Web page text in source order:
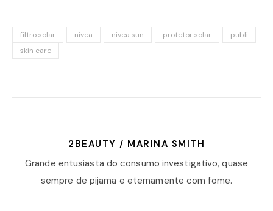
filtro solar nivea nivea sun protetor solar
publi
skin care
2BEAUTY / MARINA SMITH
Grande entusiasta do consumo investigativo, quase
sempre de pijama e eternamente com fome.